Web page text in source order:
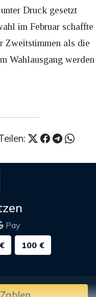
Druck gesetzt
im Februar schaffte
Zweitstimmen als die
Wahlausgang werden
Pay
100 €